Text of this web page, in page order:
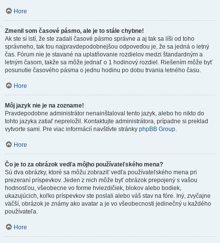
Hore
Zmenil som časové pásmo, ale je to stále chybne!
Ak ste si istí, že ste zadali časové pásmo správne a aj tak sa líši od toho
správneho, tak tou najpravdepodobnejšou odpoveďou je, že sa jedná o letný
čas. Fórum nie je stavané na uplatňovanie rozdielov medzi štandardným a
letným časom, takže sa môže jednať o 1 hodinový rozdiel. Riešením môže byť
posunutie časového pásma o jednu hodinu po dobu trvania letného času.
Hore
Môj jazyk nie je na zozname!
Pravdepodobne administrátor nenainštaloval tento jazyk, alebo ho nikto do
tohto jazyka zatiaľ nepreložil. Kontaktujte administrátora, prípadne si preklad
vytvorte sami. Pre viac informácií navštívte stránky phpBB Group.
Hore
Čo je to za obrázok vedľa môjho používateľského mena?
Sú dva obrázky, ktoré sa môžu zobraziť vedľa používateľského mena pri
prezeraní príspevkov. Jeden z nich môže byť obrázok prepojený s vašou
hodnosťou, všeobecne vo forme hviezdičiek, blokov alebo bodiek,
ukazujúcich, koľko príspevkov ste poslali alebo váš stav na fóre. Iný, zvyčajne
väčší, obrázok je známy ako avatar a je vo všeobecnosti jedinečný u každého
používateľa.
Hore